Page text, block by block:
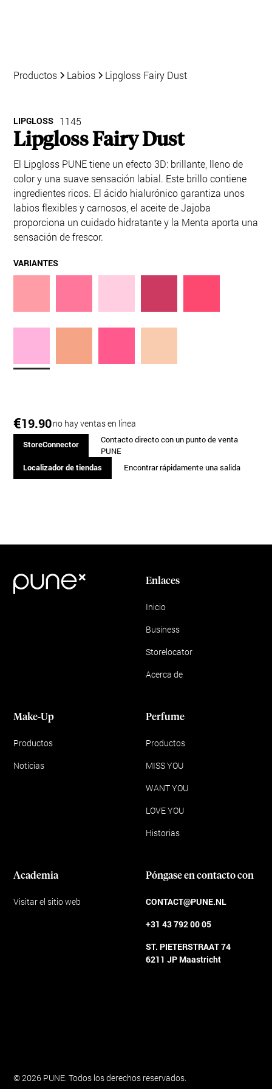
Productos Labios Lipgloss Fairy Dust
LIPGLOSS 1145
Lipgloss Fairy Dust
El Lipgloss PUNE tiene un efecto 3D: brillante, lleno de
color y una suave sensación labial. Este brillo contiene
ingredientes ricos. El ácido hialurónico garantiza unos
labios flexibles y carnosos, el aceite de Jajoba
proporciona un cuidado hidratante y la Menta aporta una
sensación de frescor.
VARIANTES
€19.90no hay ventas en línea
StoreConnector
Contacto directo con un punto de venta
PUNE
Localizador de tiendas
Encontrar rápidamente una salida
Enlaces
Inicio
Business
Storelocator
Acerca de
Make-Up
Productos
Noticias
Perfume
Productos
MISS YOU
WANT YOU
LOVE YOU
Historias
Academia
Visitar el sitio web
Póngase en contacto con
CONTACT@PUNE.NL
+31 43 792 00 05
ST. PIETERSTRAAT 74
6211 JP Maastricht
© 2026 PUNE. Todos los derechos reservados.